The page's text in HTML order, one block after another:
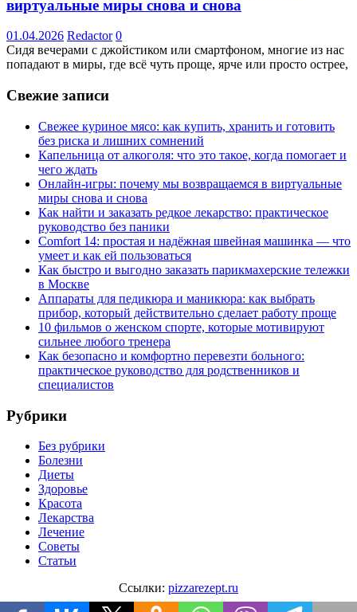
виртуальные миры снова и снова
01.04.2026 Redactor 0
Сидя вечерами с джойстиком или смартфоном, многие из нас
попадают в миры, где всё чуть проще, ярче или просто острее,
Свежие записи
Свежее куриное мясо: как купить, хранить и готовить
без риска и лишних сомнений
Капельница от алкоголя: что это такое, когда помогает и
чего ждать
Онлайн-игры: почему мы возвращаемся в виртуальные
миры снова и снова
Как найти и заказать редкое лекарство: практическое
руководство без паники
Comfort 14: простая и надёжная швейная машинка — что
умеет и как ей пользоваться
Как быстро и выгодно заказать парикмахерские тележки
в Москве
Аппараты для педикюра и маникюра: как выбрать
прибор, который действительно сделает работу проще
10 фильмов о женском спорте, которые мотивируют
сильнее любого тренера
Как безопасно и комфортно перевезти больного:
практическое руководство для родственников и
специалистов
Рубрики
Без рубрики
Болезни
Диеты
Здоровье
Красота
Лекарства
Лечение
Советы
Статьи
Ссылки: pizzarezept.ru